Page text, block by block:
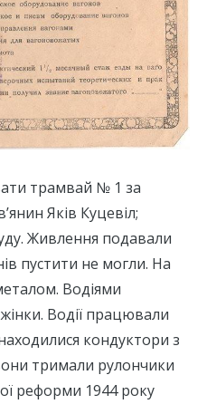
трамвай № 1 за
Яків Куцевіл;
Живлення подавали
пустити не могли. На
Водіями
Водії працювали
кондуктори з
тримали рулончики
реформи 1944 року